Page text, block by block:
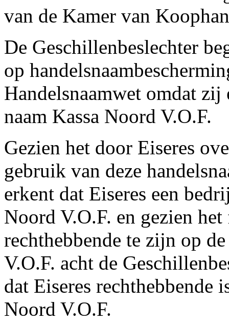
van de Kamer van
De Geschillenbeslechter
op
Handelsnaamwet omdat
naam Kassa Noord V.O.F.
Gezien het door Eiseres
gebruik van deze
erkent dat Eiseres een
Noord V.O.F. en gezien
rechthebbende te zijn op
V.O.F. acht de
dat Eiseres rechthebbende
Noord V.O.F.